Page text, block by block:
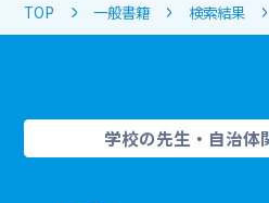
TOP 一般書籍 検索結果
学校の先生・自治体